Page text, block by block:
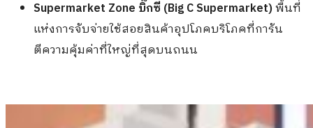
Supermarket Zone บิ๊กซี (Big C Supermarket)พื้นที่
แห่งการจับจ่ายใช้สอยสินค้าอุปโภคบริโภคที่การัน
ตีความคุ้มค่าที่ใหญ่ที่สุดบนถนน